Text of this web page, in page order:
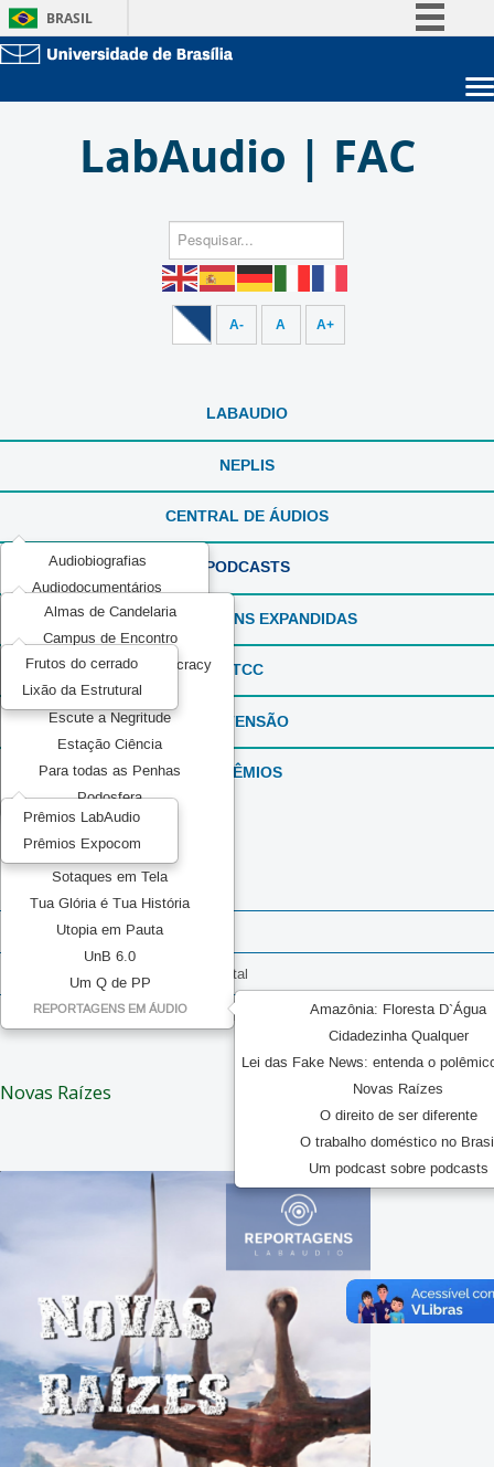
BRASIL
Acesso à informação
Unidades acadêmicas
Estude na UnB
LabAudio | FAC
A- A A+
LABAUDIO
NEPLIS
CENTRAL DE ÁUDIOS
Audiobiografias
Audiodocumentários
ExperimentaSONS
Ficção em Áudio
Produções Experimentais
Recorda_SONS
Reportagens Especiais
Série ou Programa Especial
Sintonia Literária
TeMATIZaSONS
PODCASTS
Almas de Candelaria
Campus de Encontro
Communication and Democracy
Elas por Elas
Escute a Negritude
Estação Ciência
Para todas as Penhas
Podosfera
Pretos no topo
Mídia Pública
Sotaques em Tela
Tua Glória é Tua História
Utopia em Pauta
UnB 6.0
Um Q de PP
REPORTAGENS EM ÁUDIO
Amazônia: Floresta D`Água
Cidadezinha Qualquer
Lei das Fake News: entenda o
Novas Raízes
O direito de ser diferente
O trabalho doméstico no
Um podcast sobre podcasts
REPORTAGENS EXPANDIDAS
Frutos do cerrado
Lixão da Estrutural
TCC
EXTENSÃO
PRÊMIOS
Prêmios LabAudio
Prêmios Expocom
Episódio 01 - Ser Nordestino
Episódio 02 - Raízes e Asas
Episódio 03 - Nostalgia Instrumental
Episódio 04 - Felicidade nas Pequenas Coisas
Novas Raízes